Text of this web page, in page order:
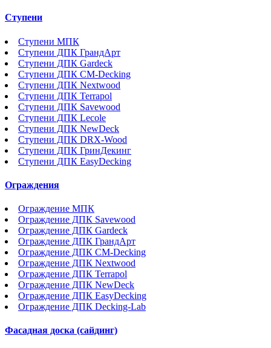
Ступени
Ступени МПК
Ступени ДПК ГрандАрт
Ступени ДПК Gardeck
Ступени ДПК CM-Decking
Ступени ДПК Nextwood
Ступени ДПК Terrapol
Ступени ДПК Savewood
Ступени ДПК Lecole
Ступени ДПК NewDeck
Ступени ДПК DRX-Wood
Ступени ДПК ГринДекинг
Ступени ДПК EasyDecking
Ограждения
Ограждение МПК
Ограждение ДПК Savewood
Ограждение ДПК Gardeck
Ограждение ДПК ГрандАрт
Ограждение ДПК CM-Decking
Ограждение ДПК Nextwood
Ограждение ДПК Terrapol
Ограждение ДПК NewDeck
Ограждение ДПК EasyDecking
Ограждение ДПК Decking-Lab
Фасадная доска (сайдинг)